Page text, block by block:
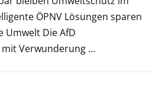
ÖPNV Lösungen sparen
Umwelt Die AfD
Verwunderung …